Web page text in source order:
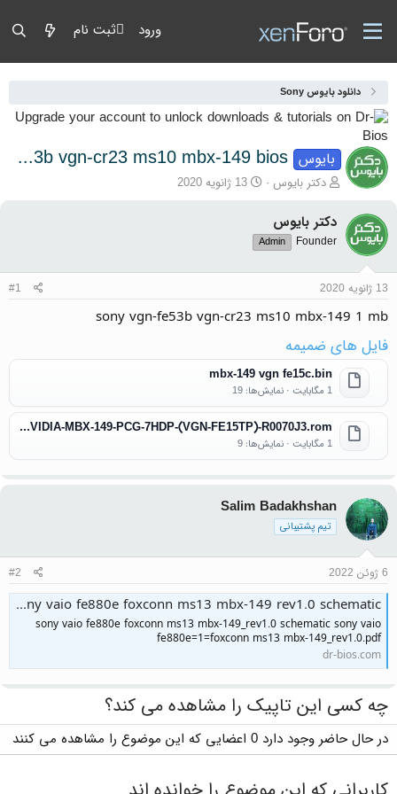
ورود ثبت نام
دانلود بایوس Sony
بایوس sony vgn-fe53b vgn-cr23 ms10 mbx-149 bios
آغازگر گفتمان
دکتر بایوس تاریخ شروع
13 ژانویه 2020
دکتر بایوس
Founder
Admin
13 ژانویه 2020 #1
sony vgn-fe53b vgn-cr23 ms10 mbx-149 1 mb
فایل های ضمیمه
mbx-149 vgn fe15c.bin
1 مگابایت · نمایش‌ها: 19
MS10-945 NVIDIA-MBX-149-PCG-7HDP-(VGN-FE15TP)-R0070J3.rom
1 مگابایت · نمایش‌ها: 9
Salim Badakhshan
تیم پشتیبانی
6 ژوئن 2022 #2
sony vaio fe880e foxconn ms13 mbx-149 rev1.0 schematic
sony vaio fe880e foxconn ms13 mbx-149_rev1.0 schematic sony vaio
fe880e=1=foxconn ms13 mbx-149_rev1.0.pdf
dr-bios.com
چه کسی این تاپیک را مشاهده می کند؟
در حال حاضر وجود دارد 0 اعضایی که این موضوع را مشاهده می کنند